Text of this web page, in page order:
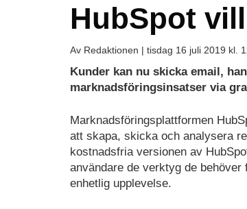
HubSpot
Av Redaktionen | tisdag 16 juli 2019 kl.
Kunder kan nu skicka email,
marknadsföringsinsatser via
Marknadsföringsplattformen
att skapa, skicka och analysera
kostnadsfria versionen av
användare de verktyg de
enhetlig upplevelse.